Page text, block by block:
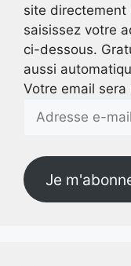
site directement
saisissez votre
ci-dessous.
aussi
Votre email
Adresse
Je